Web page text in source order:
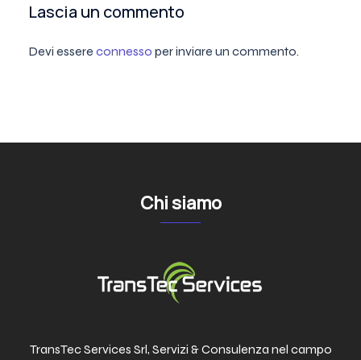
Lascia un commento
Devi essere connesso per inviare un commento.
Chi siamo
TransTec Services Srl, Servizi & Consulenza nel campo